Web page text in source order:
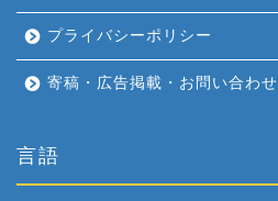
プライバシーポリシー
寄稿・広告掲載・お問い合わせ
言語